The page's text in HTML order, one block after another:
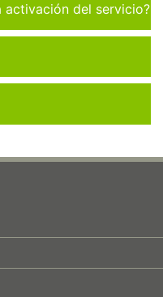
activación del servicio?